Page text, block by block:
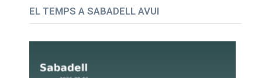
EL TEMPS A SABADELL AVUI